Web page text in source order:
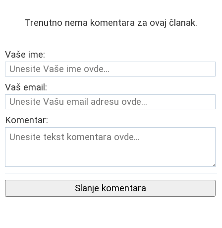
Trenutno nema komentara za ovaj članak.
Vaše ime:
Vaš email:
Komentar:
Slanje komentara